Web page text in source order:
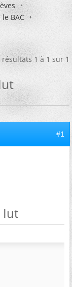
BAC
1 à 1 sur 1
#1
Iut